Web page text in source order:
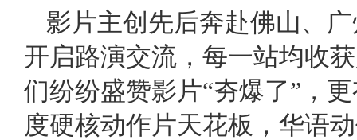
影片主创先后奔赴佛山、
开启路演交流，每一站均收
们纷纷盛赞影片“夯爆了”，
度硬核动作片天花板，华语